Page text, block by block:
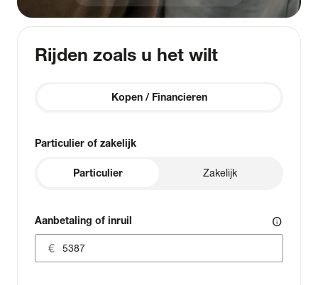
Rijden zoals u het wilt
Kopen / Financieren
Particulier of zakelijk
Particulier Zakelijk
Aanbetaling of inruil info